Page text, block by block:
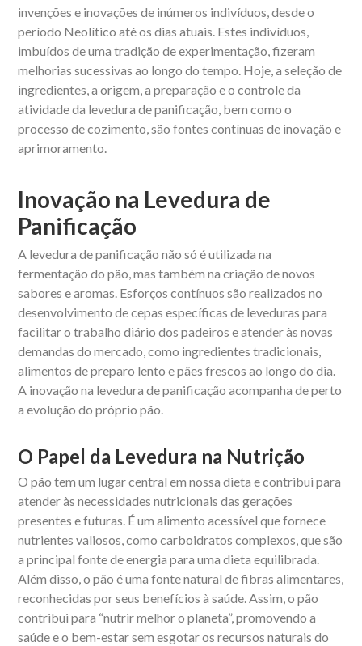
invenções e inovações de inúmeros indivíduos, desde o
período Neolítico até os dias atuais. Estes indivíduos,
imbuídos de uma tradição de experimentação, fizeram
melhorias sucessivas ao longo do tempo. Hoje, a seleção de
ingredientes, a origem, a preparação e o controle da
atividade da levedura de panificação, bem como o
processo de cozimento, são fontes contínuas de inovação e
aprimoramento.
Inovação na Levedura de
Panificação
A levedura de panificação não só é utilizada na
fermentação do pão, mas também na criação de novos
sabores e aromas. Esforços contínuos são realizados no
desenvolvimento de cepas específicas de leveduras para
facilitar o trabalho diário dos padeiros e atender às novas
demandas do mercado, como ingredientes tradicionais,
alimentos de preparo lento e pães frescos ao longo do dia.
A inovação na levedura de panificação acompanha de perto
a evolução do próprio pão.
O Papel da Levedura na Nutrição
O pão tem um lugar central em nossa dieta e contribui para
atender às necessidades nutricionais das gerações
presentes e futuras. É um alimento acessível que fornece
nutrientes valiosos, como carboidratos complexos, que são
a principal fonte de energia para uma dieta equilibrada.
Além disso, o pão é uma fonte natural de fibras alimentares,
reconhecidas por seus benefícios à saúde. Assim, o pão
contribui para “nutrir melhor o planeta”, promovendo a
saúde e o bem-estar sem esgotar os recursos naturais do